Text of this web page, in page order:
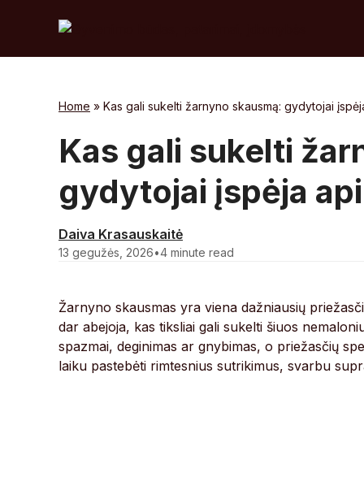
Home » Kas gali sukelti žarnyno skausmą: gydytojai
Kas gali sukelti
gydytojai įspėja
Daiva Krasauskaitė
13 gegužės, 2026•4 minute read
Žarnyno skausmas yra viena dažniausių
dar abejoja, kas tiksliai gali sukelti šiuos
spazmai, deginimas ar gnybimas, o priežasčių
laiku pastebėti rimtesnius sutrikimus, svarbu